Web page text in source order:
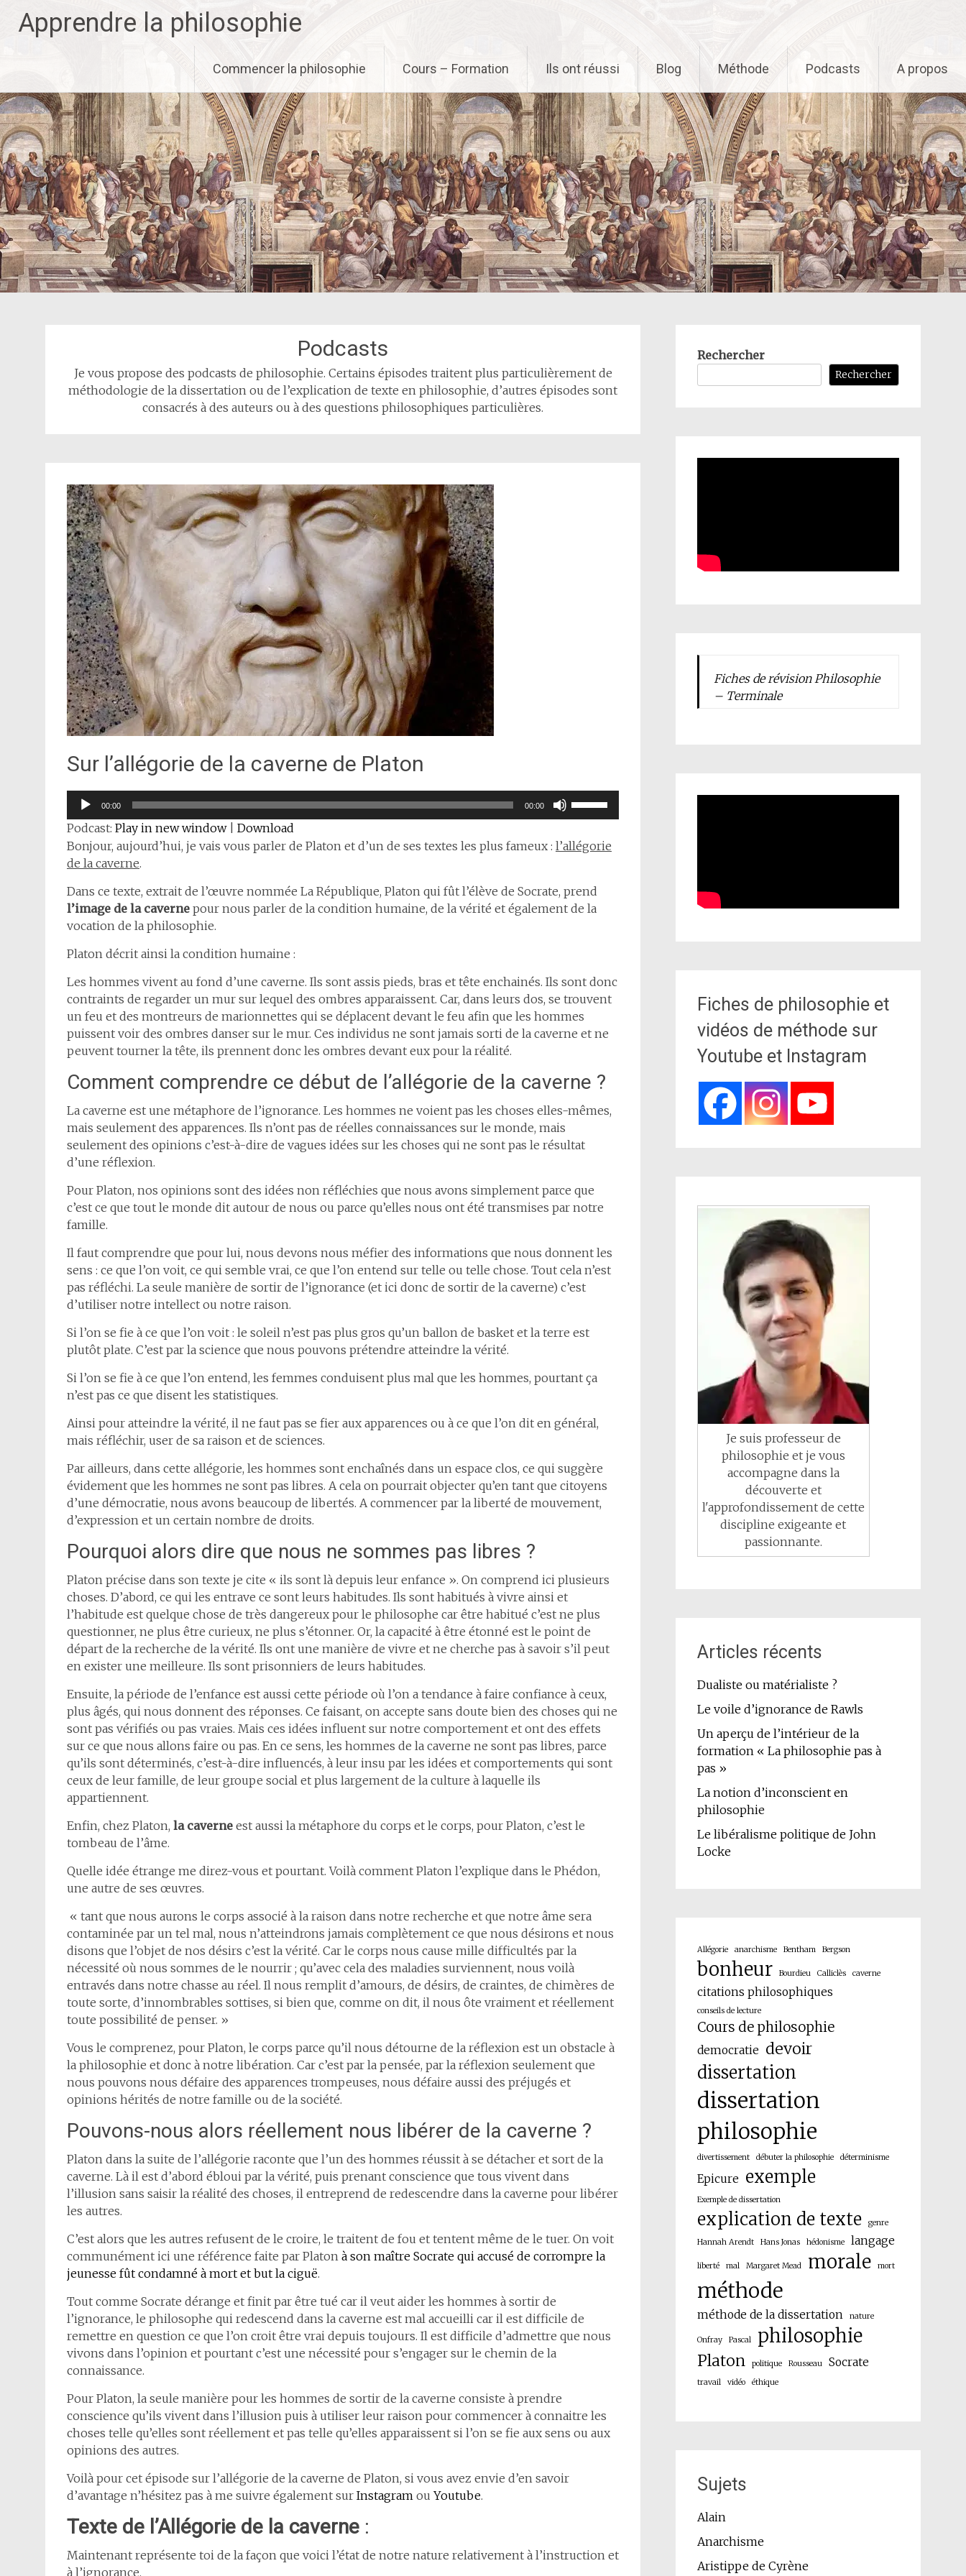
Apprendre la philosophie
Commencer la philosophie Cours – Formation Ils ont réussi Blog Méthode Podcasts A propos
Podcasts
Je vous propose des podcasts de philosophie. Certains épisodes traitent plus particulièrement de
méthodologie de la dissertation ou de l’explication de texte en philosophie, d’autres épisodes sont
consacrés à des auteurs ou à des questions philosophiques particulières.
Sur l’allégorie de la caverne de Platon
Lecteur
audio
00:00 00:00
haut/bas
augmenter
ou
Podcast: Play in new window| Download
Bonjour, aujourd’hui, je vais vous parler de Platon et d’un de ses textes les plus fameux : l’allégorie
de la caverne.
Dans ce texte, extrait de l’œuvre nommée La République, Platon qui fût l’élève de Socrate, prend
l’image de la caverne pour nous parler de la condition humaine, de la vérité et également de la
vocation de la philosophie.
Platon décrit ainsi la condition humaine :
Les hommes vivent au fond d’une caverne. Ils sont assis pieds, bras et tête enchainés. Ils sont donc
contraints de regarder un mur sur lequel des ombres apparaissent. Car, dans leurs dos, se trouvent
un feu et des montreurs de marionnettes qui se déplacent devant le feu afin que les hommes
puissent voir des ombres danser sur le mur. Ces individus ne sont jamais sorti de la caverne et ne
peuvent tourner la tête, ils prennent donc les ombres devant eux pour la réalité.
Comment comprendre ce début de l’allégorie de la caverne ?
La caverne est une métaphore de l’ignorance. Les hommes ne voient pas les choses elles-mêmes,
mais seulement des apparences. Ils n’ont pas de réelles connaissances sur le monde, mais
seulement des opinions c’est-à-dire de vagues idées sur les choses qui ne sont pas le résultat
d’une réflexion.
Pour Platon, nos opinions sont des idées non réfléchies que nous avons simplement parce que
c’est ce que tout le monde dit autour de nous ou parce qu’elles nous ont été transmises par notre
famille.
Il faut comprendre que pour lui, nous devons nous méfier des informations que nous donnent les
sens : ce que l’on voit, ce qui semble vrai, ce que l’on entend sur telle ou telle chose. Tout cela n’est
pas réfléchi. La seule manière de sortir de l’ignorance (et ici donc de sortir de la caverne) c’est
d’utiliser notre intellect ou notre raison.
Si l’on se fie à ce que l’on voit : le soleil n’est pas plus gros qu’un ballon de basket et la terre est
plutôt plate. C’est par la science que nous pouvons prétendre atteindre la vérité.
Si l’on se fie à ce que l’on entend, les femmes conduisent plus mal que les hommes, pourtant ça
n’est pas ce que disent les statistiques.
Ainsi pour atteindre la vérité, il ne faut pas se fier aux apparences ou à ce que l’on dit en général,
mais réfléchir, user de sa raison et de sciences.
Par ailleurs, dans cette allégorie, les hommes sont enchaînés dans un espace clos, ce qui suggère
évidement que les hommes ne sont pas libres. A cela on pourrait objecter qu’en tant que citoyens
d’une démocratie, nous avons beaucoup de libertés. A commencer par la liberté de mouvement,
d’expression et un certain nombre de droits.
Pourquoi alors dire que nous ne sommes pas libres ?
Platon précise dans son texte je cite « ils sont là depuis leur enfance ». On comprend ici plusieurs
choses. D’abord, ce qui les entrave ce sont leurs habitudes. Ils sont habitués à vivre ainsi et
l’habitude est quelque chose de très dangereux pour le philosophe car être habitué c’est ne plus
questionner, ne plus être curieux, ne plus s’étonner. Or, la capacité à être étonné est le point de
départ de la recherche de la vérité. Ils ont une manière de vivre et ne cherche pas à savoir s’il peut
en exister une meilleure. Ils sont prisonniers de leurs habitudes.
Ensuite, la période de l’enfance est aussi cette période où l’on a tendance à faire confiance à ceux,
plus âgés, qui nous donnent des réponses. Ce faisant, on accepte sans doute bien des choses qui ne
sont pas vérifiés ou pas vraies. Mais ces idées influent sur notre comportement et ont des effets
sur ce que nous allons faire ou pas. En ce sens, les hommes de la caverne ne sont pas libres, parce
qu’ils sont déterminés, c’est-à-dire influencés, à leur insu par les idées et comportements qui sont
ceux de leur famille, de leur groupe social et plus largement de la culture à laquelle ils
appartiennent.
Enfin, chez Platon, la caverne est aussi la métaphore du corps et le corps, pour Platon, c’est le
tombeau de l’âme.
Quelle idée étrange me direz-vous et pourtant. Voilà comment Platon l’explique dans le Phédon,
une autre de ses œuvres.
« tant que nous aurons le corps associé à la raison dans notre recherche et que notre âme sera
contaminée par un tel mal, nous n’atteindrons jamais complètement ce que nous désirons et nous
disons que l’objet de nos désirs c’est la vérité. Car le corps nous cause mille difficultés par la
nécessité où nous sommes de le nourrir ; qu’avec cela des maladies surviennent, nous voilà
entravés dans notre chasse au réel. Il nous remplit d’amours, de désirs, de craintes, de chimères de
toute sorte, d’innombrables sottises, si bien que, comme on dit, il nous ôte vraiment et réellement
toute possibilité de penser. »
Vous le comprenez, pour Platon, le corps parce qu’il nous détourne de la réflexion est un obstacle à
la philosophie et donc à notre libération. Car c’est par la pensée, par la réflexion seulement que
nous pouvons nous défaire des apparences trompeuses, nous défaire aussi des préjugés et
opinions hérités de notre famille ou de la société.
Pouvons-nous alors réellement nous libérer de la caverne ?
Platon dans la suite de l’allégorie raconte que l’un des hommes réussit à se détacher et sort de la
caverne. Là il est d’abord ébloui par la vérité, puis prenant conscience que tous vivent dans
l’illusion sans saisir la réalité des choses, il entreprend de redescendre dans la caverne pour libérer
les autres.
C’est alors que les autres refusent de le croire, le traitent de fou et tentent même de le tuer. On voit
communément ici une référence faite par Platon à son maître Socrate qui accusé de corrompre la
jeunesse fût condamné à mort et but la ciguë.
Tout comme Socrate dérange et finit par être tué car il veut aider les hommes à sortir de
l’ignorance, le philosophe qui redescend dans la caverne est mal accueilli car il est difficile de
remettre en question ce que l’on croit être vrai depuis toujours. Il est difficile d’admettre que nous
vivons dans l’opinion et pourtant c’est une nécessité pour s’engager sur le chemin de la
connaissance.
Pour Platon, la seule manière pour les hommes de sortir de la caverne consiste à prendre
conscience qu’ils vivent dans l’illusion puis à utiliser leur raison pour commencer à connaitre les
choses telle qu’elles sont réellement et pas telle qu’elles apparaissent si l’on se fie aux sens ou aux
opinions des autres.
Voilà pour cet épisode sur l’allégorie de la caverne de Platon, si vous avez envie d’en savoir
d’avantage n’hésitez pas à me suivre également sur Instagram ou Youtube.
Texte de l’Allégorie de la caverne :
Maintenant représente toi de la façon que voici l’état de notre nature relativement à l’instruction et
à l’ignorance.
Rechercher
Rechercher
Fiches de révision Philosophie
– Terminale
Fiches de philosophie et
vidéos de méthode sur
Youtube et Instagram
Je suis professeur de
philosophie et je vous
accompagne dans la
découverte et
l'approfondissement de cette
discipline exigeante et
passionnante.
Articles récents
Dualiste ou matérialiste ?
Le voile d’ignorance de Rawls
Un aperçu de l’intérieur de la
formation « La philosophie pas à
pas »
La notion d’inconscient en
philosophie
Le libéralisme politique de John
Locke
Allégorie anarchisme Bentham Bergson
bonheur Bourdieu Calliclès caverne
citations philosophiques
conseils de lecture
Cours de philosophie
democratie devoir
dissertation
dissertation
philosophie
divertissement débuter la philosophie déterminisme
Epicure exemple
Exemple de dissertation
explication de texte genre
Hannah Arendt Hans Jonas hédonisme langage
liberté mal Margaret Mead morale mort
méthode
méthode de la dissertation nature
Onfray Pascal philosophie
Platon politique Rousseau Socrate
travail vidéo éthique
Sujets
Alain
Anarchisme
Aristippe de Cyrène